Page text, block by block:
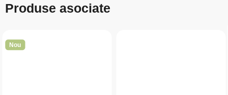
Produse asociate
Nou